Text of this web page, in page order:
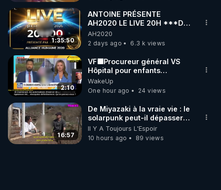
1:35:50
ANTOINE PRÉSENTE
AH2020 LE LIVE 20H ***DU
06/08/2026***
AH2020
2 days ago
6.3 k views
2:10
VF🟩Procureur général VS
Hôpital pour enfants
concernant opérations de
transition de mineurs-Joc Tr
WakeUp
One hour ago
24 views
16:57
De Miyazaki à la vraie vie : le
solarpunk peut-il dépasser la
fiction ?
Il Y A Toujours L'Espoir
10 hours ago
89 views